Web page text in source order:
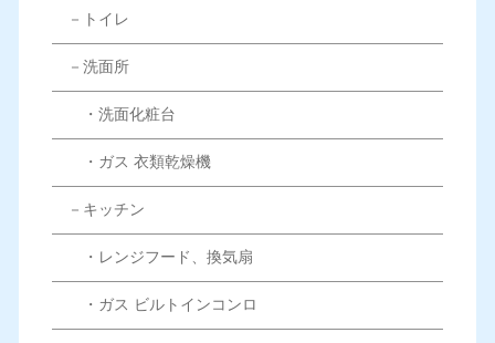
－トイレ
－洗面所
・洗面化粧台
・ガス 衣類乾燥機
－キッチン
・レンジフード、換気扇
・ガス ビルトインコンロ